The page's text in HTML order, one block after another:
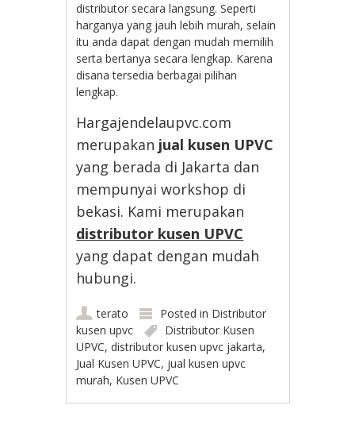
distributor secara langsung. Seperti
harganya yang jauh lebih murah, selain
itu anda dapat dengan mudah memilih
serta bertanya secara lengkap. Karena
disana tersedia berbagai pilihan
lengkap.
Hargajendelaupvc.com
merupakan jual kusen UPVC
yang berada di Jakarta dan
mempunyai workshop di
bekasi. Kami merupakan
distributor kusen UPVC
yang dapat dengan mudah
hubungi.
terato Posted in Distributor
kusen upvc
Distributor Kusen
UPVC,distributor kusen upvc jakarta,
Jual Kusen UPVC, jual kusen upvc
murah, Kusen UPVC